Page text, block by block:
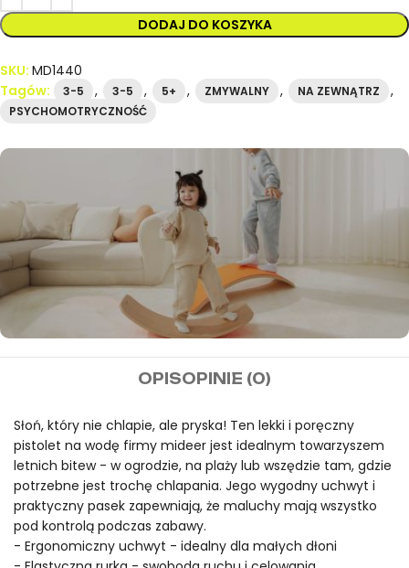
DODAJ DO KOSZYKA
SKU: MD1440
Tagów:
3-5 , 3-5 , 5+ , ZMYWALNY , NA ZEWNĄTRZ ,
PSYCHOMOTRYCZNOŚĆ
MIDEER
zamówieniach powyżej
100€
OPISOPINIE (0)
Słoń, który nie chlapie, ale pryska! Ten lekki i poręczny
pistolet na wodę firmy mideer jest idealnym towarzyszem
letnich bitew - w ogrodzie, na plaży lub wszędzie tam, gdzie
potrzebne jest trochę chlapania. Jego wygodny uchwyt i
praktyczny pasek zapewniają, że maluchy mają wszystko
pod kontrolą podczas zabawy.
- Ergonomiczny uchwyt - idealny dla małych dłoni